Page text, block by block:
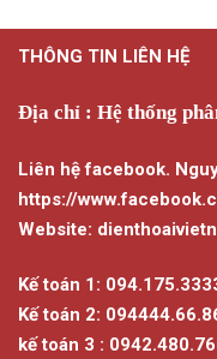
THÔNG TIN LIÊN HỆ
Địa chỉ : Hệ thống
Liên hệ facebook.
https://
Website:
Kế toán 1:
Kế toán 2:
kế toán 3 :